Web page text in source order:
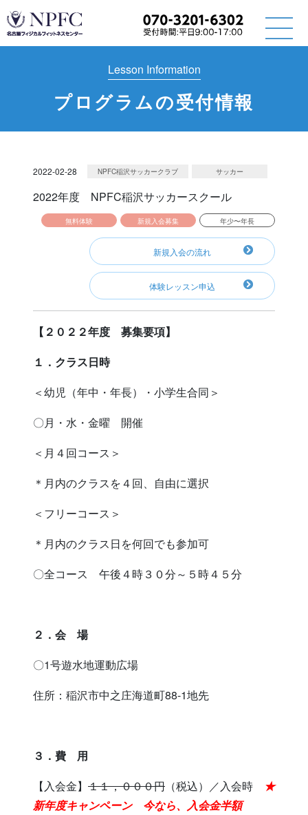
Lesson Information
プログラムの受付情報
2022-02-28 NPFC稲沢サッカークラブ サッカー
2022年度 NPFC稲沢サッカースクール
年少〜年長
新規入会募集
無料体験
新規入会の流れ
体験レッスン申込
【２０２ ２年度 募集要項】
１．クラス日時
＜幼児（年中・年長）・小学生合同＞
〇月・水・金曜 開催
＜月４回コース＞
＊月内のクラスを４回、自由に選択
＜フリーコース＞
＊月内のクラス日を何回でも参加可
〇全コース 午後４時３０分～５時４５分
２．会 場
〇1号遊水地運動広場
住所：稲沢市中之庄海道町88-1地先
３．費 用
【入会金】 １１，０００円 （税込）／入会時 ★
新年度キャンペーン 今なら、入会金半額